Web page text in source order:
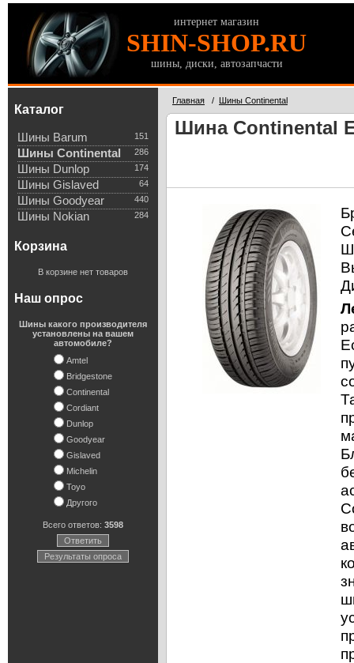
интернет магазин
SHIN-SHOP.RU
шины, диски, автозапчасти
Каталог
151
Шины Barum
286
Шины Continental
174
Шины Dunlop
64
Шины Gislaved
440
Шины Goodyear
284
Шины Nokian
Корзина
В корзине нет товаров
Наш опрос
Шины какого производителя
установлены на вашем
автомобиле?
Amtel
Bridgestone
Continental
Cordiant
Dunlop
Goodyear
Gislaved
Michelin
Toyo
Другого
Всего ответов: 3598
Ответить
Результаты опроса
Главная / Шины Continental
Шина Continental